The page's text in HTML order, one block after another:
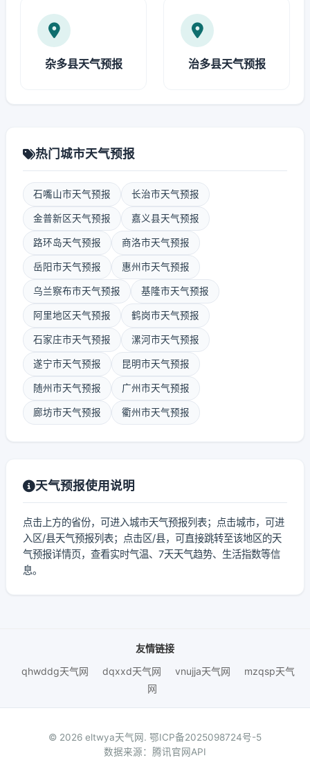
杂多县天气预报 治多县天气预报
热门城市天气预报
石嘴山市天气预报 长治市天气预报
金普新区天气预报 嘉义县天气预报
路环岛天气预报 商洛市天气预报
岳阳市天气预报 惠州市天气预报
乌兰察布市天气预报 基隆市天气预报
阿里地区天气预报 鹤岗市天气预报
石家庄市天气预报 漯河市天气预报
遂宁市天气预报 昆明市天气预报
随州市天气预报 广州市天气预报
廊坊市天气预报 衢州市天气预报
天气预报使用说明
点击上方的省份，可进入城市天气预报列表；点击城市，可进
入区/县天气预报列表；点击区/县，可直接跳转至该地区的天
气预报详情页，查看实时气温、7天天气趋势、生活指数等信
息。
友情链接
qhwddg天气网
dqxxd天气网 vnujja天气网
mzqsp天气
网
© 2026 eltwya天气网. 鄂ICP备2025098724号-5
数据来源：腾讯官网API